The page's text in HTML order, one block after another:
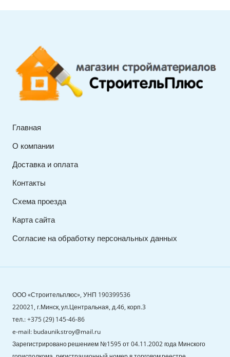
Главная
О компании
Доставка и оплата
Контакты
Схема проезда
Карта сайта
Согласие на обработку персональных данных
ООО «Строительплюс», УНП 190399536
220021, г.Минск, ул.Центральная, д.46, корп.3
тел.: +375 (29) 145-46-86
e-mail: budaunik.stroy@mail.ru
Зарегистрировано решением №1595 от 04.11.2002 года Минского